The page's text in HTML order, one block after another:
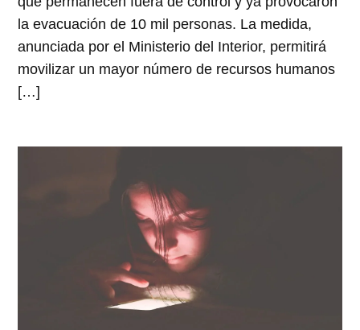
la evacuación de 10 mil personas. La medida,
anunciada por el Ministerio del Interior, permitirá
movilizar un mayor número de recursos humanos
[…]